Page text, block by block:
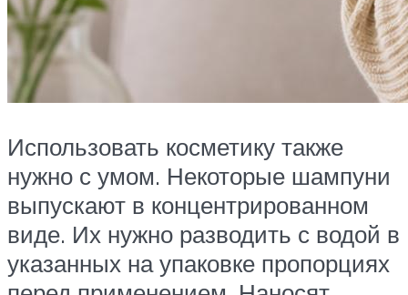
Использовать косметику также
нужно с умом. Некоторые шампуни
выпускают в концентрированном
виде. Их нужно разводить с водой в
указанных на упаковке пропорциях